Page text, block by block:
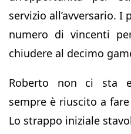
servizio all’avversario.
numero di vincenti
chiudere al decimo
Roberto non ci sta
sempre è riuscito a
Lo strappo iniziale